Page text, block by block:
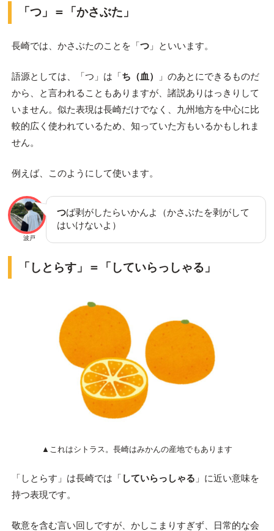
「つ」＝「かさぶた」
長崎では、かさぶたのことを「つ」といいます。
語源としては、「つ」は「ち（血）
」のあとにできるものだ
から、と言われることもありますが、諸説ありはっきりして
いません。似た表現は長崎だけでなく、九州地方を中心に比
較的広く使われているため、知っていた方もいるかもしれま
せん。
例えば、このようにして使います。
波戸
つば剥がしたらいかんよ（かさぶたを剥がして
はいけないよ）
「しとらす」＝「していらっしゃる」
▲これはシトラス。長崎はみかんの産地でもあります
「しとらす」は長崎では「 していらっしゃる 」に近い意味を
持つ表現です。
敬意を含む言い回しですが、かしこまりすぎず、日常的な会